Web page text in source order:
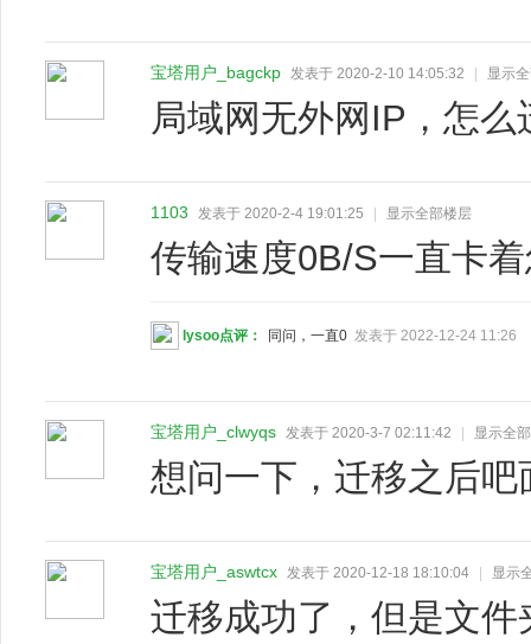
宝塔用户_bagckp 发表于 2020-2-10 14:05:32 显示
局域网无外网IP，怎
1103 发表于 2020-2-4 19:01:25 显示全部楼层
传输速度0B/S一直卡
lysoo点评： 同问，一直0 发表于 2022-12-24 11:26
宝塔用户_clwyqs 发表于 2020-3-7 02:11:42 显示全
想问一下，迁移之后
宝塔用户_aswtcx 发表于 2020-12-18 18:10:04 显示
迁移成功了，但是文件